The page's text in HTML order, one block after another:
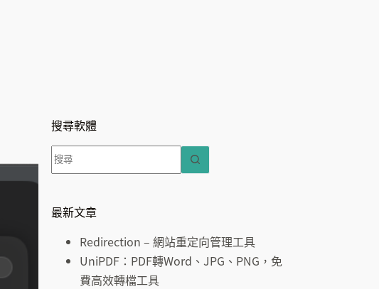
搜尋軟體
找
不
符
最新文章
Redirection – 網站重定向管理工具
UniPDF：PDF轉Word、JPG、PNG，免
費高效轉檔工具